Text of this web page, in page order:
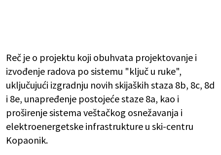
Reč je o projektu koji obuhvata projektovanje i
izvođenje radova po sistemu "ključ u ruke",
uključujući izgradnju novih skijaških staza 8b, 8c, 8d
i 8e, unapređenje postojeće staze 8a, kao i
proširenje sistema veštačkog osnežavanja i
elektroenergetske infrastrukture u ski-centru
Kopaonik.